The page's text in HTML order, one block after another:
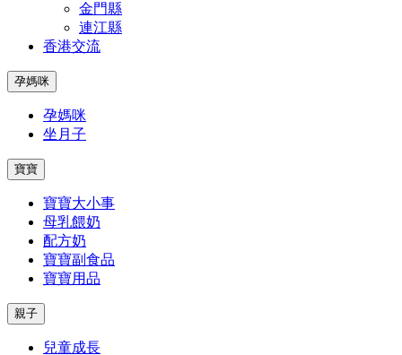
金門縣
連江縣
香港交流
孕媽咪
孕媽咪
坐月子
寶寶
寶寶大小事
母乳餵奶
配方奶
寶寶副食品
寶寶用品
親子
兒童成長